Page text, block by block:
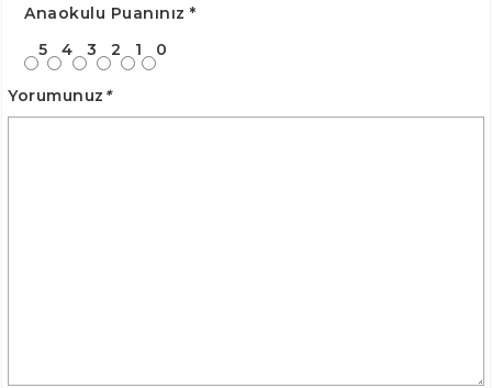
Anaokulu Puanınız *
5
4 3 2 1 0
Yorumunuz *